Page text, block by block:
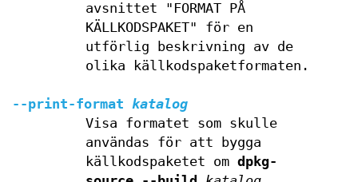
avsnittet "FORMAT PÅ
KÄLLKODSPAKET" för en
utförlig beskrivning av de
olika källkodspaketformaten.
--print-format katalog
Visa formatet som skulle
användas för att bygga
källkodspaketet om dpkg-